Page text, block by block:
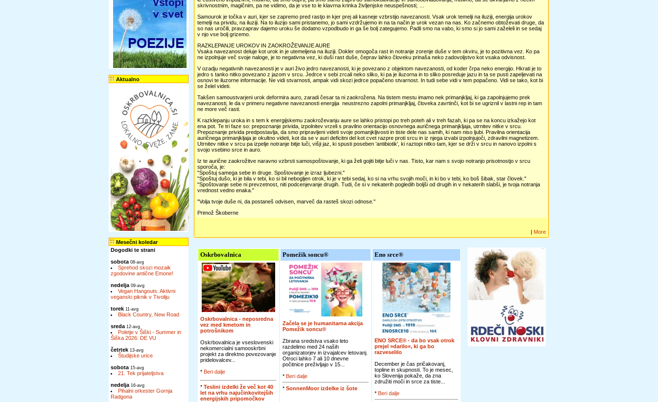
Aktualno
Mesečni koledar
Dogodki te strani
sobota 08-avg
Sprehod skozi mozaik
zgodovine antične Emone!
nedelja 09-avg
Vegan Hangouts: Aktivni
veganski piknik v Tivoliju
torek 11-avg
Black Country, New Road
sreda 12-avg
Poletje v Šiški - Summer in
Šiška 2026: DE VU
četrtek 13-avg
Študijske urice
sobota 15-avg
21. Tek prijateljstva
nedelja 16-avg
Pihalni orkester Gornja
Radgona
skrivnostnim, magičnim, pa ne vidimo, da je vse to le klavrna krinka življenjske neuspešnosti; …
Samourok je točka v auri, kjer se zapremo pred rastjo in kjer prej ali kasneje vzbrstijo navezanosti. Vsak urok temelji na iluziji, energija urokov
temelji na prividu, na iluziji. Na to iluzijo sami pristanemo, jo sami vzdržujemo in na ta način je urok vezan na nas. Ko začnemo obtoževati druge, da
so nas uročili, pravzaprav dajemo uroku še dodatno vzpodbudo in ga še bolj zategujemo. Padli smo na vabo, ki smo si jo sami zaželeli in se sedaj
v njo vse bolj grizemo.
RAZKLEPANJE UROKOV IN ZAOKROŽEVANJE AURE
Vsaka navezanost deluje kot urok in je utemeljena na iluziji. Dokler omogoča rast in notranje zorenje duše v tem okviru, je to pozitivna vez. Ko pa
ne izpolnjuje več svoje naloge, je to negativna vez, ki duši rast duše, čeprav lahko človeku prinaša neko zadovoljstvo kot vsaka odvisnost.
V ozadju negativnih navezanosti je v auri živo jedro navezanosti, ki je povezano z objektom navezanosti, od koder črpa neko energijo. Hkrati je to
jedro s tanko nitko povezano z jazom v srcu. Jedrce v sebi zrcali neko sliko, ki pa je iluzorna in to sliko posreduje jazu in ta se pusti zapeljevati na
osnovi te iluzorne informacije. Ne vidi stvarnosti, ampak vidi skozi jedrce popačeno stvarnost. In tudi sebe vidi v tem popačeno. Vidi se tako, kot bi
se želel videti.
Takšen samoustvarjeni urok deformira auro, zaradi česar ta ni zaokrožena. Na tistem mestu imamo nek primanjkljaj, ki ga zapolnjujemo prek
navezanosti, le da v primeru negativne navezanosti energija neustrezno zapolni primanjkljaj, človeka zavrtinči, kot bi se ugriznil v lastni rep in tam
ne more več rasti.
K razklepanju uroka in s tem k energijskemu zaokroževanju aure se lahko pristopi po treh poteh ali v treh fazah, ki pa se na koncu izkažejo kot
ena pot. Te tri faze so: prepoznanje privida, izpolnitev vrzeli s pravilno orientacijo osnovnega auričnega primanjkljaja, utrnitev nitke v srcu.
Prepoznanje privida predpostavlja, da smo pripravljeni videti svoje pomanjkljivosti in tiste dele nas samih, ki nam niso ljubi. Pravilna orientacija
auričnega primanjkljaja je okultno videti, kot da se v auri deficitni del kot cvet razpre proti srcu in iz njega izvabi izpolnjujoči, zdravilni magnetizem.
Utrnitev nitke v srcu pa izpelje notranje bitje luči, višji jaz, ki spusti poseben 'antibiotik', ki raztopi nitko tam, kjer se drži v srcu in nanovo izpolni s
svojo vsebino srce in auro.
Iz te aurične zaokrožitve naravno vzbrsti samospoštovanje, ki ga želi gojiti bitje luči v nas. Tisto, kar nam s svojo notranjo prisotnostjo v srcu
sporoča, je:
"Spoštuj samega sebe in druge. Spoštovanje je izraz ljubezni."
"Spoštuj dušo, ki je bila v tebi, ko si bil nebogljen otrok, ki je v tebi sedaj, ko si na vrhu svojih moči, in ki bo v tebi, ko boš šibak, star človek."
"Spoštovanje sebe ni prevzetnost, niti podcenjevanje drugih. Tudi, če si v nekaterih pogledih boljši od drugih in v nekaterih slabši, je tvoja notranja
vrednost vedno enaka."
"Volja tvoje duše ni, da postaneš odvisen, marveč da rasteš skozi odnose."
Primož Škoberne
| More
Oskrbovalnica
Oskrbovalnica - neposredna
vez med kmetom in
potrošnikom
Oskrbovalnica je vseslovenski
nekomercialni samooskrbni
projekt za direktno povezovanje
pridelovalcev...
* Beri dalje
* Teslini izdelki že več kot 40
let na vrhu najučinkovitejših
energijskih pripomočkov
Pomežik soncu®
Začela se je humanitarna akcija
Pomežik soncu®
Zbrana sredstva vsako leto
razdelimo med 24 naših
organizatorjev in izvajalcev letovanj.
Otroci lahko 7 ali 10 dnevne
počitnice preživljajo v 15...
* Beri dalje
* SonnenMoor izdelke iz šote
Eno srce®
ENO SRCE® - da bo vsak otrok
prejel »darilo«, ki ga bo
razveselilo
December je čas pričakovanj,
topline in skupnosti. To je mesec,
ko Slovenija pokaže, da zna
združiti moči in srce za tiste...
* Beri dalje